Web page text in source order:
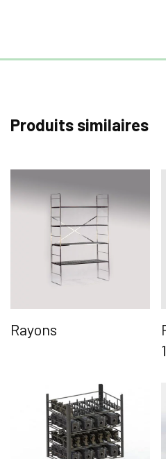
Produits similaires
Rayons